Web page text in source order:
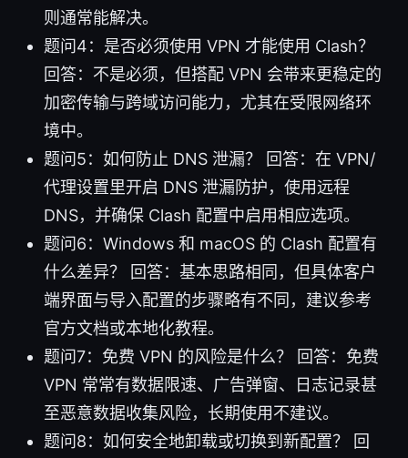
则通常能解决。
题问4：是否必须使用 VPN 才能使用 Clash？
回答：不是必须，但搭配 VPN 会带来更稳定的
加密传输与跨域访问能力，尤其在受限网络环
境中。
题问5：如何防止 DNS 泄漏？ 回答：在 VPN/
代理设置里开启 DNS 泄漏防护，使用远程
DNS，并确保 Clash 配置中启用相应选项。
题问6：Windows 和 macOS 的 Clash 配置有
什么差异？ 回答：基本思路相同，但具体客户
端界面与导入配置的步骤略有不同，建议参考
官方文档或本地化教程。
题问7：免费 VPN 的风险是什么？ 回答：免费
VPN 常常有数据限速、广告弹窗、日志记录甚
至恶意数据收集风险，长期使用不建议。
题问8：如何安全地卸载或切换到新配置？ 回